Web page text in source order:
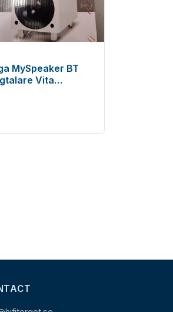
MySpeaker BT
Vita
Original